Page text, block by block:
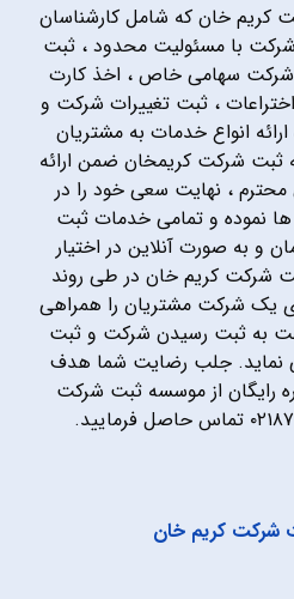
خان که شامل کارشناسان
با مسئولیت محدود ، ثبت
سهامی خاص ، اخذ کارت
اختراعات ، ثبت تغییرات شرکت و
انواع خدمات به مشتریان
ثبت شرکت کریمخان ضمن ارائه
محترم ، نهایت سعی خود را در
نموده و تمامی خدمات ثبت
و به صورت آنلاین در اختیار
شرکت کریم خان در طی روند
یک شرکت مشتریان را همراهی
به ثبت رسیدن شرکت و ثبت
نماید. جلب رضایت شما هدف
از موسسه ثبت شرکت
شرکت کریم خان